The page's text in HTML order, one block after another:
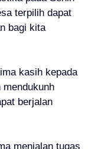
terpilih dapat
bagi kita
kasih kepada
berjalan
menjalan tugas